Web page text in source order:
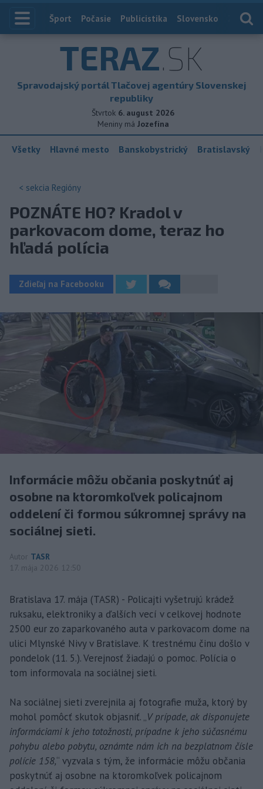
Index
Šport Počasie Publicistika Slovensko
TERAZ.SK
Spravodajský portál Tlačovej agentúry Slovenskej
republiky
Štvrtok 6. august 2026
Meniny má Jozefína
Všetky Hlavné mesto Banskobystrický Bratislavský
< sekcia Regióny
POZNÁTE HO? Kradol v
parkovacom dome, teraz ho
hľadá polícia
Zdieľaj na Facebooku
Informácie môžu občania poskytnúť aj
osobne na ktoromkoľvek policajnom
oddelení či formou súkromnej správy na
sociálnej sieti.
Autor TASR
17. mája 2026 12:50
Bratislava 17. mája (TASR) - Policajti vyšetrujú krádež
ruksaku, elektroniky a ďalších vecí v celkovej hodnote
2500 eur zo zaparkovaného auta v parkovacom dome na
ulici Mlynské Nivy v Bratislave. K trestnému činu došlo v
pondelok (11. 5.). Verejnosť žiadajú o pomoc. Polícia o
tom informovala na sociálnej sieti.
Na sociálnej sieti zverejnila aj fotografie muža, ktorý by
mohol pomôcť skutok objasniť. „V prípade, ak disponujete
informáciami k jeho totožnosti, prípadne k jeho súčasnému
pohybu alebo pobytu, oznámte nám ich na bezplatnom čísle
polície 158,“ vyzvala s tým, že informácie môžu občania
poskytnúť aj osobne na ktoromkoľvek policajnom